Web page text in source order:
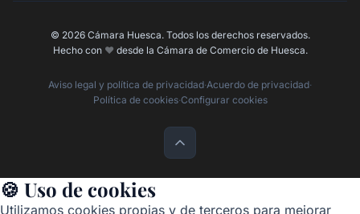
© 2026 Cámara Huesca. Todos los derechos reservados.
Hecho con ❤️ desde la Cámara de Comercio de Huesca.
Aviso legal y política de privacidad·Acuerdo de privacidad·
Política de cookies·Configurar cookies
🍪 Uso de cookies
Utilizamos cookies propias y de terceros para mejorar